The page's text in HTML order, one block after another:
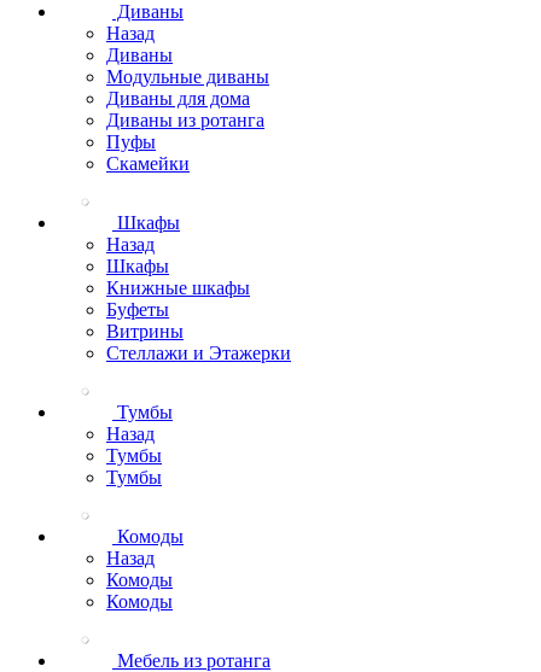
Диваны
Назад
Диваны
Модульные диваны
Диваны для дома
Диваны из ротанга
Пуфы
Скамейки
Шкафы
Назад
Шкафы
Книжные шкафы
Буфеты
Витрины
Стеллажи и Этажерки
Тумбы
Назад
Тумбы
Тумбы
Комоды
Назад
Комоды
Комоды
Мебель из ротанга